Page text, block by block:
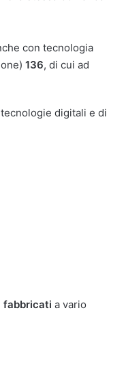
con tecnologia
136, di cui ad
digitali e di
fabbricati a vario